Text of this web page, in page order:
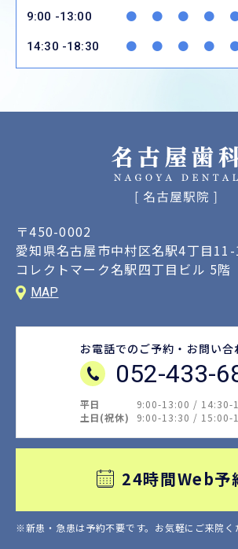
9:00 -13:00 ● ● ● ●
14:30 -18:30 ● ● ● ●
〒450-0002
愛知県名古屋市中村区名駅4丁目11-
コレクトマーク名駅四丁目ビル 5階
MAP
お電話でのご予約・お問い合
052-433-
平日
9:00-13:00 / 14:30-
土日(祝休)
9:00-13:30 / 15:00-
24時間Web予
※新患・急患は予約不要です。 お気軽にご来院く